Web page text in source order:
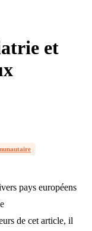
et
pays européens
de cet article, il